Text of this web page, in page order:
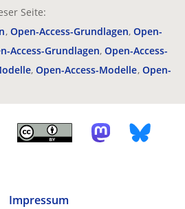
Seite:
Open-Access-Grundlagen Open-
Access-Grundlagen Open-Access-
Open-Access-Modelle Open-
Impressum